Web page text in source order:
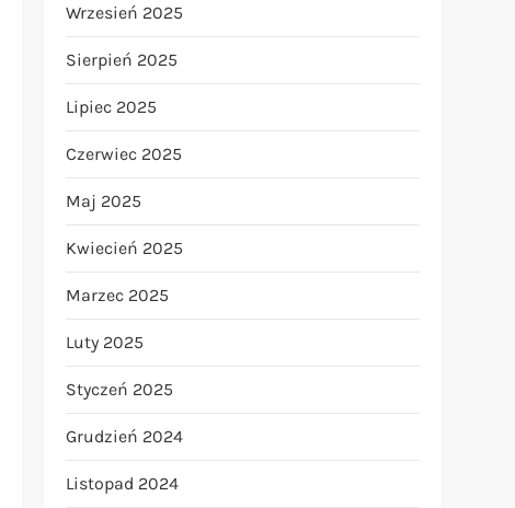
Wrzesień 2025
Sierpień 2025
Lipiec 2025
Czerwiec 2025
Maj 2025
Kwiecień 2025
Marzec 2025
Luty 2025
Styczeń 2025
Grudzień 2024
Listopad 2024